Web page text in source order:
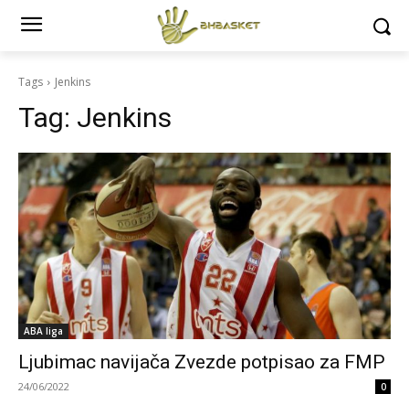
Tags Jenkins
Tag: Jenkins
ABA liga
Ljubimac navijača Zvezde potpisao za FMP
24/06/2022 0